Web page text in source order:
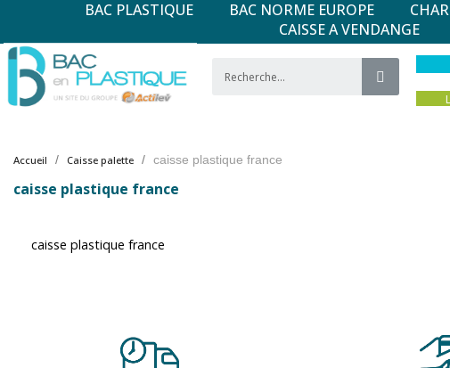
BAC PLASTIQUE BAC NORME EUROPE
CAISSE A VENDANGE
Accueil Caisse palette caisse plastique france
caisse plastique france
caisse plastique france